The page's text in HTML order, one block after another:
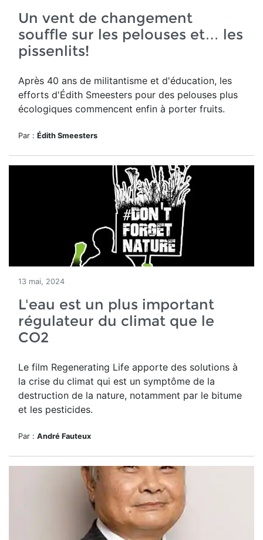
Un vent de changement
souffle sur les pelouses et… les
pissenlits!
Après 40 ans de militantisme et d'éducation, les
efforts d'Édith Smeesters pour des pelouses plus
écologiques commencent enfin à porter fruits.
Par : Édith Smeesters
13 mai, 2024
L'eau est un plus important
régulateur du climat que le
CO2
Le film Regenerating Life apporte des solutions à
la crise du climat qui est un symptôme de la
destruction de la nature, notamment par le bitume
et les pesticides.
Par : André Fauteux